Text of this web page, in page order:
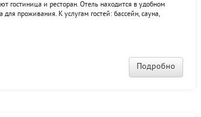
гостиница и ресторан. Отель находится в удобном
проживания. К услугам гостей: бассейн, сауна,
Подробно